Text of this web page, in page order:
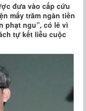
đưa vào cấp cứu
mấy trăm ngàn tiền
phạt ngu”, có lẽ vì
tự kết liễu cuộc